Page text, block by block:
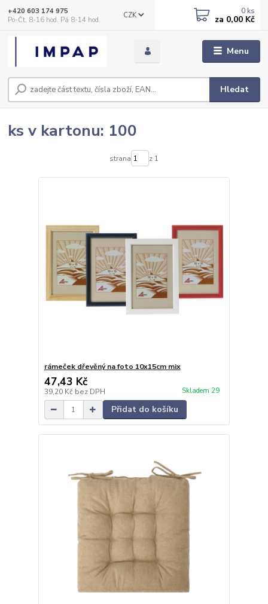
Menu
CZK
Hledat
+420 603 174 975
Po-Čt, 8-16 hod. Pá 8-14 hod.
0 ks
za 0,00 Kč
ks v kartonu: 100
strana z 1
rámeček dřevěný na foto 10x15cm mix
47,43 Kč
39,20 Kč bez DPH Skladem 29
Přidat do košíku